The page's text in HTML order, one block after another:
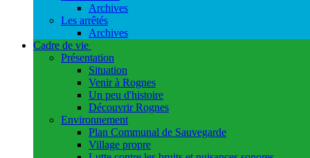
Archives
Les arrêtés
Archives
Cadre de vie
Présentation
Situation
Venir à Rognes
Un peu d'histoire
Découvrir Rognes
Environnement
Plan Communal de Sauvegarde
Village propre